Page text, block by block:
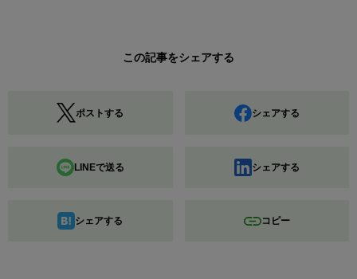
この記事をシェアする
ポストする シェアする
LINEで送る シェアする
シェアする コピー